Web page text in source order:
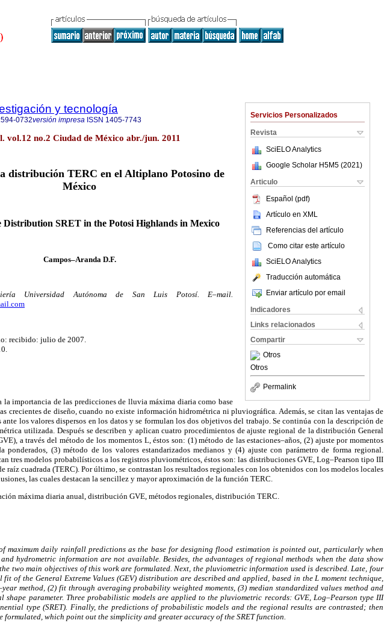
Servicios Personalizados
Revista
SciELO Analytics
Google Scholar H5M5 (2021 )
Articulo
Español (pdf)
Artículo en XML
Referencias del artículo
Como citar este artículo
SciELO Analytics
Traducción automática
Enviar artículo por email
Indicadores
Links relacionados
Compartir
Otros
Otros
Permalink
y tecnología
0732versión impresa ISSN 1405-7743
vol.12 no.2 Ciudad de México abr./jun. 2011
distribución TERC en el Altiplano Potosino de
México
Distribution SRET in the Potosi Highlands in Mexico
Campos–Aranda D.F.
Universidad Autónoma de San Luis Potosí. E–mail.
recibido: julio de 2007.
la importancia de las predicciones de lluvia máxima diaria como base
crecientes de diseño, cuando no existe información hidrométrica ni pluviográfica. Además, se citan las ventajas de
ante los valores dispersos en los datos y se formulan los dos objetivos del trabajo. Se continúa con la descripción de
utilizada. Después se describen y aplican cuatro procedimientos de ajuste regional de la distribución General
a través del método de los momentos L, éstos son: (1) método de las estaciones–años, (2) ajuste por momentos
ponderados, (3) método de los valores estandarizados medianos y (4) ajuste con parámetro de forma regional.
tres modelos probabilísticos a los registros pluviométricos, éstos son: las distribuciones GVE, Log–Pearson tipo III
raíz cuadrada (TERC). Por último, se contrastan los resultados regionales con los obtenidos con los modelos locales
las cuales destacan la sencillez y mayor aproximación de la función TERC.
máxima diaria anual, distribución GVE, métodos regionales, distribución TERC.
maximum daily rainfall predictions as the base for designing flood estimation is pointed out, particularly when
hydrometric information are not available. Besides, the advantages of regional methods when the data show
two main objectives of this work are formulated. Next, the pluviometric information used is described. Late, four
of the General Extreme Values (GEV) distribution are described and applied, based in the L moment technique,
method, (2) fit through averaging probability weighted moments, (3) median standardized values method and
shape parameter. Three probabilistic models are applied to the pluviometric records: GVE, Log–Pearson type III
type (SRET). Finally, the predictions of probabilistic models and the regional results are contrasted; then
formulated, which point out the simplicity and greater accuracy of the SRET function.